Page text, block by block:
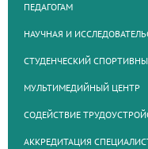
ПЕДАГОГАМ
НАУЧНАЯ И
СТУДЕНЧЕСКИЙ
МУЛЬТИМЕДИЙНЫЙ ЦЕНТР
СОДЕЙСТВИЕ
АККРЕДИТАЦИЯ